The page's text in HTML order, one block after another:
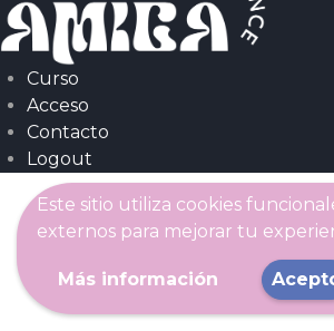
Este sitio utiliza cookies
externos para mejorar tu
Más información
Curso
Acceso
Contacto
Logout